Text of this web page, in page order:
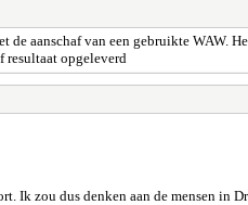
aanschaf van een gebruikte
resultaat opgeleverd
Ik zou dus denken aan de mensen